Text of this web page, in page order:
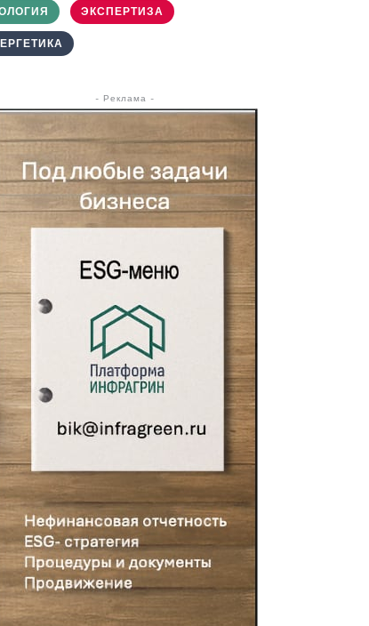
ЭКСПЕРТИЗА
- Реклама -